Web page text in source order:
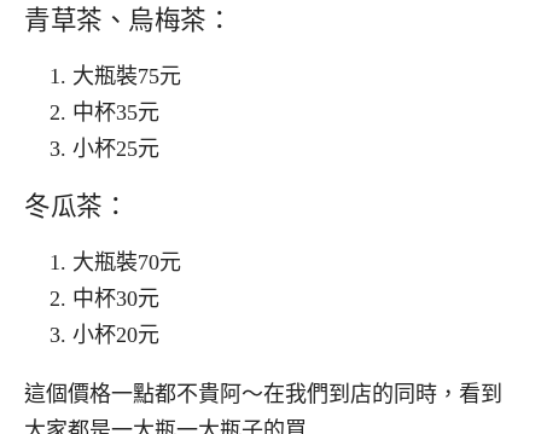
青草茶、烏梅茶：
大瓶裝75元
中杯35元
小杯25元
冬瓜茶：
大瓶裝70元
中杯30元
小杯20元
這個價格一點都不貴阿～在我們到店的同時，看到